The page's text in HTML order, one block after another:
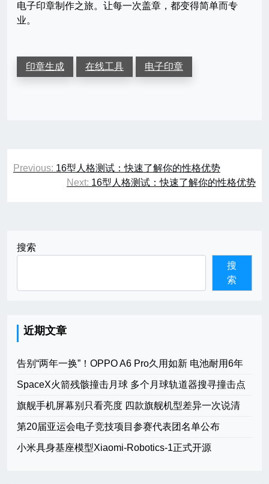
电子印章制作之旅。让每一次盖章，都变得简单而专
业。
印章生成 在线工具 电子印章
文Previous: 16型人格测试：快速了解你的性格优势
Next: 16型人格测试：快速了解你的性格优势
搜索
搜
索
近期文章
告别“两年一换”！OPPO A6 Pro久用如新 电池耐用6年
SpaceX火箭残骸撞击月球 多个月球轨道器搜寻撞击点
旗舰手机屏幕别只看亮度 四款旗舰机型差异一次说清
第20届亚运会电子竞技项目参赛代表团名单公布
小米具身基座模型Xiaomi-Robotics-1正式开源